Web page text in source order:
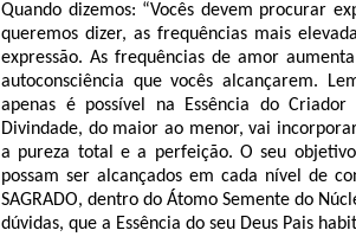
Quando dizemos: “Vocês devem procurar
queremos dizer, as frequências mais
expressão. As frequências de amor
autoconsciência que vocês alcançarem.
apenas é possível na Essência do
Divindade, do maior ao menor, vai
a pureza total e a perfeição. O seu
possam ser alcançados em cada nível de
SAGRADO, dentro do Átomo Semente do
dúvidas, que a Essência do seu Deus Pais